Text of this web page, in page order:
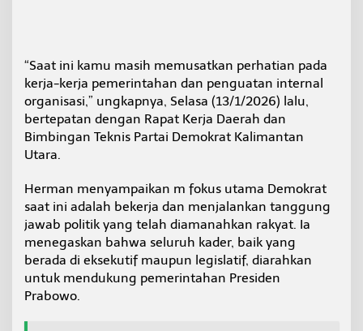
“Saat ini kamu masih memusatkan perhatian pada
kerja-kerja pemerintahan dan penguatan internal
organisasi,” ungkapnya, Selasa (13/1/2026) lalu,
bertepatan dengan Rapat Kerja Daerah dan
Bimbingan Teknis Partai Demokrat Kalimantan
Utara.
Herman menyampaikan m fokus utama Demokrat
saat ini adalah bekerja dan menjalankan tanggung
jawab politik yang telah diamanahkan rakyat. Ia
menegaskan bahwa seluruh kader, baik yang
berada di eksekutif maupun legislatif, diarahkan
untuk mendukung pemerintahan Presiden
Prabowo.